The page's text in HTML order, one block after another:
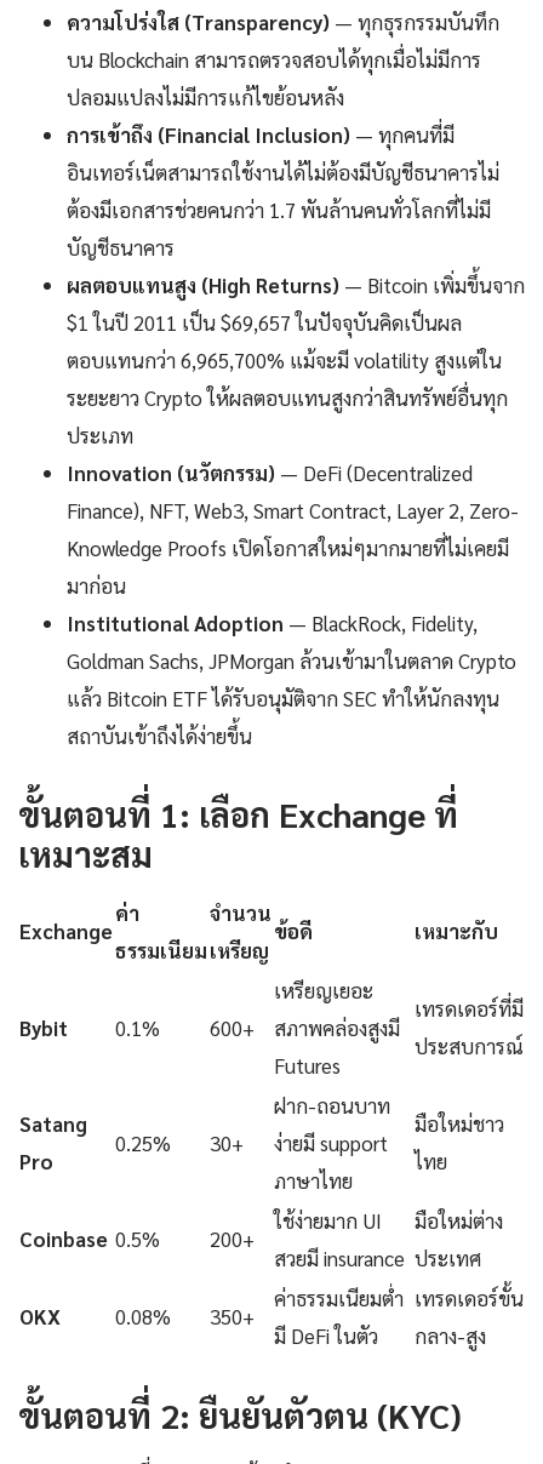
ความโปร่งใส (Transparency) — ทุกธุรกรรมบันทึก
บน Blockchain สามารถตรวจสอบได้ทุกเมื่อไม่มีการ
ปลอมแปลงไม่มีการแก้ไขย้อนหลัง
การเข้าถึง (Financial Inclusion) — ทุกคนที่มี
อินเทอร์เน็ตสามารถใช้งานได้ไม่ต้องมีบัญชีธนาคารไม่
ต้องมีเอกสารช่วยคนกว่า 1.7 พันล้านคนทั่วโลกที่ไม่มี
บัญชีธนาคาร
ผลตอบแทนสูง (High Returns) — Bitcoin เพิ่มขึ้นจาก
$1 ในปี 2011 เป็น $69,657 ในปัจจุบันคิดเป็นผล
ตอบแทนกว่า 6,965,700% แม้จะมี volatility สูงแต่ใน
ระยะยาว Crypto ให้ผลตอบแทนสูงกว่าสินทรัพย์อื่นทุก
ประเภท
Innovation (นวัตกรรม) — DeFi (Decentralized
Finance), NFT, Web3, Smart Contract, Layer 2, Zero-
Knowledge Proofs เปิดโอกาสใหม่ๆมากมายที่ไม่เคยมี
มาก่อน
Institutional Adoption — BlackRock, Fidelity,
Goldman Sachs, JPMorgan ล้วนเข้ามาในตลาด Crypto
แล้ว Bitcoin ETF ได้รับอนุมัติจาก SEC ทำให้นักลงทุน
สถาบันเข้าถึงได้ง่ายขึ้น
ขั้นตอนที่ 1: เลือก Exchange ที่
เหมาะสม
Exchange
ค่า
ธรรมเนียม
จำนวน
เหรียญ
ข้อดี เหมาะกับ
Bybit 0.1% 600+
เหรียญเยอะ
สภาพคล่องสูงมี
Futures
เทรดเดอร์ที่มี
ประสบการณ์
Satang
Pro
0.25% 30+
ฝาก-ถอนบาท
ง่ายมี support
ภาษาไทย
มือใหม่ชาว
ไทย
Coinbase 0.5% 200+
ใช้ง่ายมาก UI
สวยมี insurance
มือใหม่ต่าง
ประเทศ
OKX 0.08% 350+
ค่าธรรมเนียมต่ำ
มี DeFi ในตัว
เทรดเดอร์ขั้น
กลาง-สูง
ขั้นตอนที่ 2: ยืนยันตัวตน (KYC)